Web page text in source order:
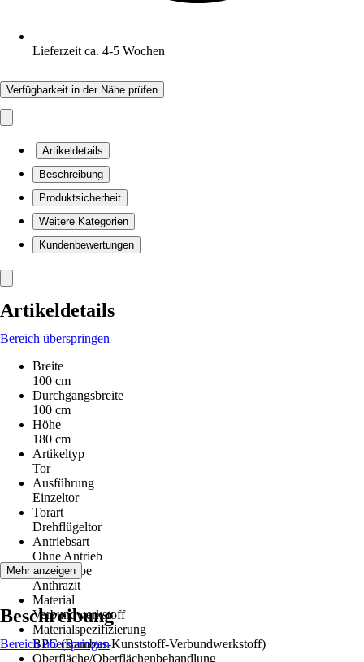
Lieferzeit ca. 4-5 Wochen
Verfügbarkeit in der Nähe prüfen
Artikeldetails
Beschreibung
Produktsicherheit
Weitere Kategorien
Kundenbewertungen
Artikeldetails
Bereich überspringen
Breite
100 cm
Durchgangsbreite
100 cm
Höhe
180 cm
Artikeltyp
Tor
Ausführung
Einzeltor
Torart
Drehflügeltor
Antriebsart
Ohne Antrieb
Grundfarbe
Anthrazit
Material
Verbundwerkstoff
Materialspezifizierung
BPC (Bambus-Kunststoff-Verbundwerkstoff)
Oberfläche/Oberflächenbehandlung
Mehr anzeigen
Beschreibung
Bereich überspringen